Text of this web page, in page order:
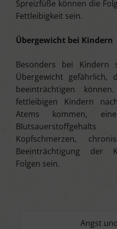
Spreizfüße können die
Fettleibigkeit sein.
Übergewicht bei Kindern
Besonders bei Kindern
Übergewicht gefährlich,
beeinträchtigen
fettleibigen Kindern
Atems kommen,
Kopfschmerzen,
Beeinträchtigung der
Folgen sein.
Angst